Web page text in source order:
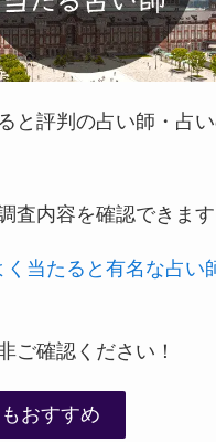
と評判の占い師・占
査内容を確認できます
く当たると有名な占い
ご確認ください！
おすすめ